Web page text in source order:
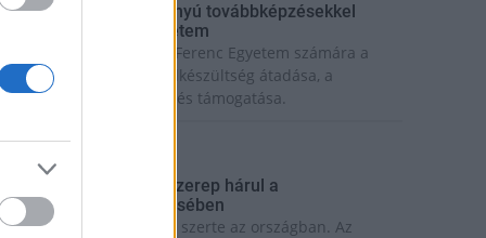
Kecskeméten is szakirányú továbbképzésekkel
erősít a Gál Ferenc Egyetem
Kiemelt fontosságú a Gál Ferenc Egyetem számára a
mutató szakmai felkészültség átadása, a
folyamatos szakmai fejlődés támogatása.
A lakosságra is fontos szerep hárul a
elkerülésében
Folytatódik a szúnyogírtás szerte az országban. Az